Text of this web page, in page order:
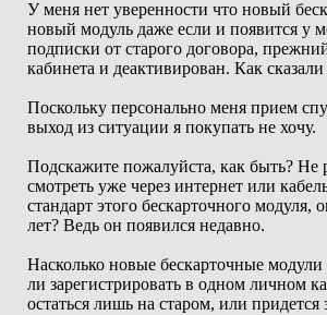
У меня нет уверенности что новый
новый модуль даже если и появится у
подписки от старого договора,
кабинета и деактивирован. Как
Поскольку персонально меня прием
выход из ситуации я покупать не хочу.
Подскажите пожалуйста, как быть? Не
смотреть уже через интернет или
стандарт этого бескарточного
лет? Ведь он появился недавно.
Насколько новые бескарточные
ли зарегистрировать в одном личном
остаться лишь на старом, или